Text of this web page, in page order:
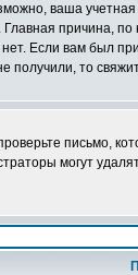
ваша
причина,
Если вам был
получили, то
письмо,
могут